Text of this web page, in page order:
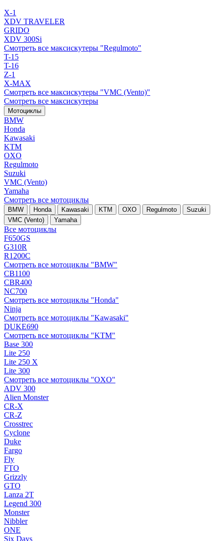
X-1
XDV TRAVELER
GRIDO
XDV 300Si
Смотреть все максискутеры "Regulmoto"
T-15
T-16
Z-1
X-MAX
Смотреть все максискутеры "VMC (Vento)"
Смотреть все максискутеры
Мотоциклы
BMW
Honda
Kawasaki
KTM
OXO
Regulmoto
Suzuki
VMC (Vento)
Yamaha
Смотреть все мотоциклы
BMW Honda Kawasaki KTM OXO Regulmoto
Suzuki
VMC (Vento)
Yamaha
Все мотоциклы
F650GS
G310R
R1200C
Смотреть все мотоциклы "BMW"
CB1100
CBR400
NC700
Смотреть все мотоциклы "Honda"
Ninja
Смотреть все мотоциклы "Kawasaki"
DUKE690
Смотреть все мотоциклы "KTM"
Base 300
Lite 250
Lite 250 X
Lite 300
Смотреть все мотоциклы "OXO"
ADV 300
Alien Monster
CR-X
CR-Z
Crosstrec
Cyclone
Duke
Fargo
Fly
FTO
Grizzly
GTO
Lanza 2T
Legend 300
Monster
Nibbler
ONE
Six Days